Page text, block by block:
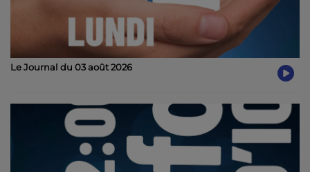
Le Journal du 03 août 2026